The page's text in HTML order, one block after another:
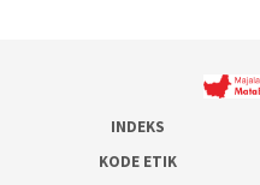
INDEKS
KODE ETIK